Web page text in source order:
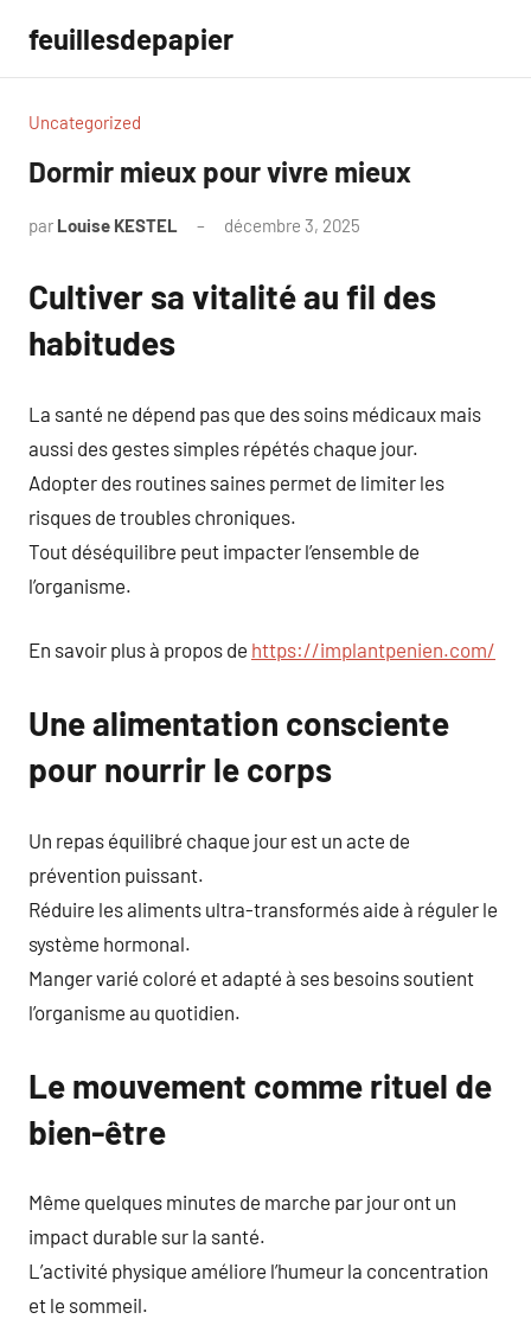
contenu
feuillesdepapier
Uncategorized
Dormir mieux pour vivre mieux
par Louise KESTEL décembre 3, 2025
Cultiver sa vitalité au fil des
habitudes
La santé ne dépend pas que des soins médicaux mais
aussi des gestes simples répétés chaque jour.
Adopter des routines saines permet de limiter les
risques de troubles chroniques.
Tout déséquilibre peut impacter l’ensemble de
l’organisme.
En savoir plus à propos de https://implantpenien.com/
Une alimentation consciente
pour nourrir le corps
Un repas équilibré chaque jour est un acte de
prévention puissant.
Réduire les aliments ultra-transformés aide à réguler le
système hormonal.
Manger varié coloré et adapté à ses besoins soutient
l’organisme au quotidien.
Le mouvement comme rituel de
bien-être
Même quelques minutes de marche par jour ont un
impact durable sur la santé.
L’activité physique améliore l’humeur la concentration
et le sommeil.